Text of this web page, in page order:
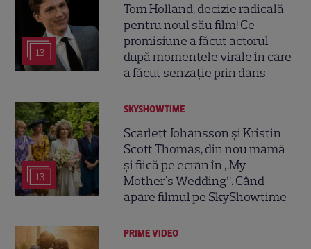
13
Tom Holland, decizie radicală
pentru noul său film! Ce
promisiune a făcut actorul
după momentele virale în care
a făcut senzație prin dans
13
SKYSHOWTIME
Scarlett Johansson și Kristin
Scott Thomas, din nou mamă
și fiică pe ecran în „My
Mother's Wedding”. Când
apare filmul pe SkyShowtime
PRIME VIDEO